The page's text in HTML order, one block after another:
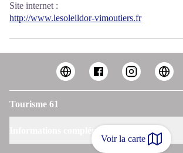
Voir la carte
Site internet :
http://www.lesoleildor-vimoutiers.fr
Tourisme 61
Informations complémentaires